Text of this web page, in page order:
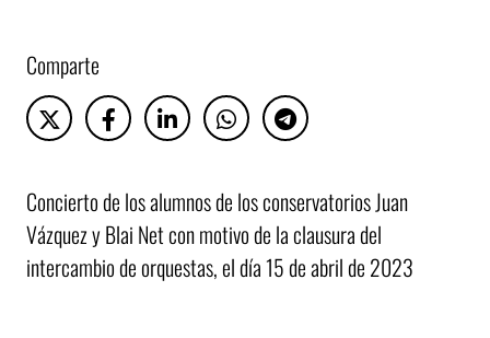
Comparte
Concierto de los alumnos de los conservatorios Juan
Vázquez y Blai Net con motivo de la clausura del
intercambio de orquestas, el día 15 de abril de 2023